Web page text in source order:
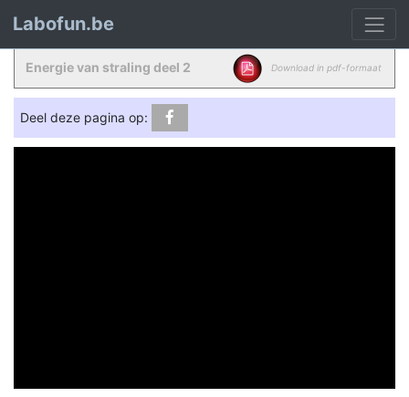
Labofun.be
Energie van straling deel 2 Download in pdf-formaat
Deel deze pagina op: